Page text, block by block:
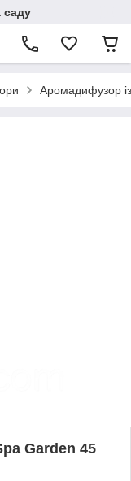
саду
Аромадифузор
Garden 45